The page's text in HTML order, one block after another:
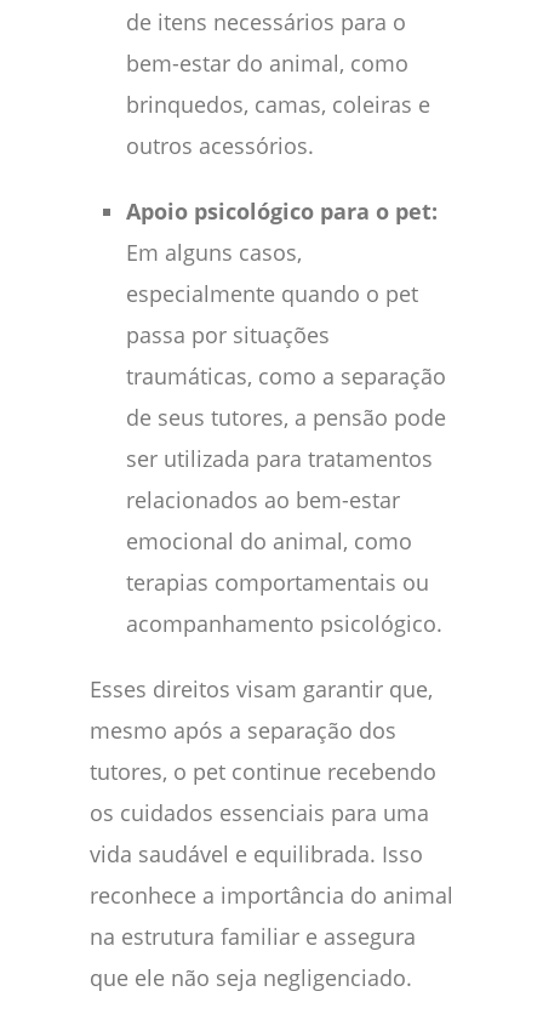
de itens necessários para o
bem-estar do animal, como
brinquedos, camas, coleiras e
outros acessórios.
Apoio psicológico para o pet:
Em alguns casos,
especialmente quando o pet
passa por situações
traumáticas, como a separação
de seus tutores, a pensão pode
ser utilizada para tratamentos
relacionados ao bem-estar
emocional do animal, como
terapias comportamentais ou
acompanhamento psicológico.
Esses direitos visam garantir que,
mesmo após a separação dos
tutores, o pet continue recebendo
os cuidados essenciais para uma
vida saudável e equilibrada. Isso
reconhece a importância do animal
na estrutura familiar e assegura
que ele não seja negligenciado.